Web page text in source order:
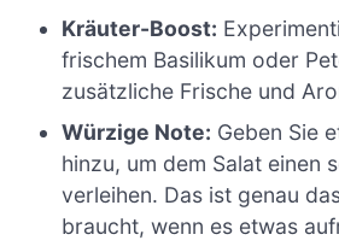
Kräuter-Boost:
frischem Basilikum oder
zusätzliche Frische und
Würzige Note: Geben Sie
hinzu, um dem Salat einen
verleihen. Das ist genau
braucht, wenn es etwas